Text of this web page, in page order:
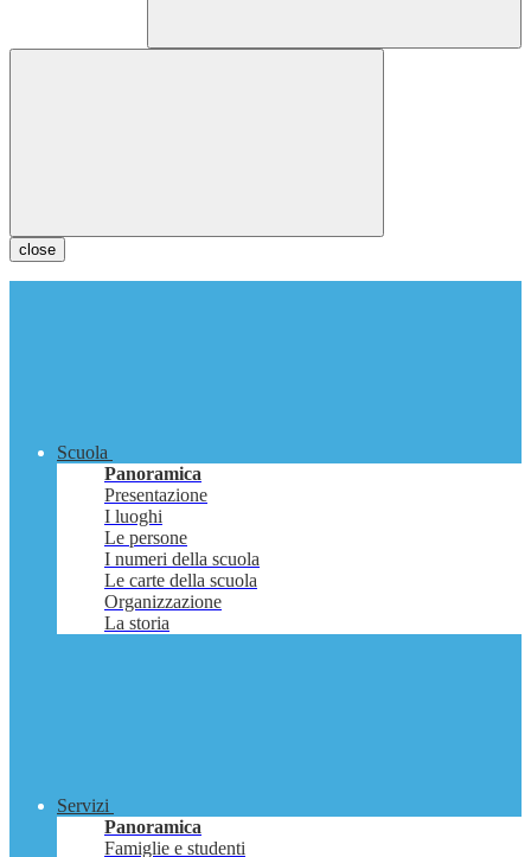
close
Scuola
Panoramica
Presentazione
I luoghi
Le persone
I numeri della scuola
Le carte della scuola
Organizzazione
La storia
Servizi
Panoramica
Famiglie e studenti